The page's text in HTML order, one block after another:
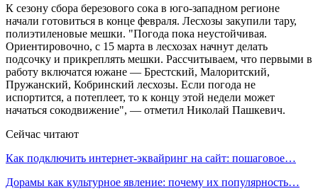
К сезону сбора березового сока в юго-западном регионе
начали готовиться в конце февраля. Лесхозы закупили тару,
полиэтиленовые мешки. "Погода пока неустойчивая.
Ориентировочно, с 15 марта в лесхозах начнут делать
подсочку и прикреплять мешки. Рассчитываем, что первыми в
работу включатся южане — Брестский, Малоритский,
Пружанский, Кобринский лесхозы. Если погода не
испортится, а потеплеет, то к концу этой недели может
начаться сокодвижение", — отметил Николай Пашкевич.
Сейчас читают
Как подключить интернет-эквайринг на сайт: пошаговое…
Дорамы как культурное явление: почему их популярность…